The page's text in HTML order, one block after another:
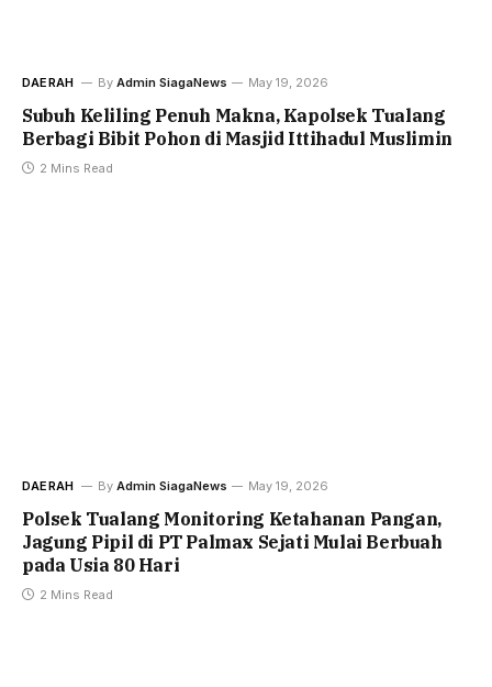
DAERAH By Admin SiagaNews May 19, 2026
Subuh Keliling Penuh Makna, Kapolsek Tualang
Berbagi Bibit Pohon di Masjid Ittihadul Muslimin
2 Mins Read
DAERAH By Admin SiagaNews May 19, 2026
Polsek Tualang Monitoring Ketahanan Pangan,
Jagung Pipil di PT Palmax Sejati Mulai Berbuah
pada Usia 80 Hari
2 Mins Read